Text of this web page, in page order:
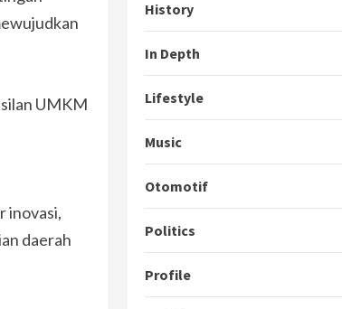
UMKM
inovasi,
daerah
History
In Depth
Lifestyle
Music
Otomotif
Politics
Profile